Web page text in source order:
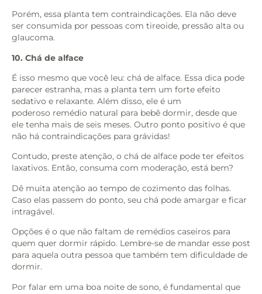
Porém, essa planta tem contraindicações. Ela não deve
ser consumida por pessoas com tireoide, pressão alta ou
glaucoma.
10. Chá de alface
É isso mesmo que você leu: chá de alface. Essa dica pode
parecer estranha, mas a planta tem um forte efeito
sedativo e relaxante. Além disso, ele é um
poderoso remédio natural para bebê dormir, desde que
ele tenha mais de seis meses. Outro ponto positivo é que
não há contraindicações para grávidas!
Contudo, preste atenção, o chá de alface pode ter efeitos
laxativos. Então, consuma com moderação, está bem?
Dê muita atenção ao tempo de cozimento das folhas.
Caso elas passem do ponto, seu chá pode amargar e ficar
intragável.
Opções é o que não faltam de remédios caseiros para
quem quer dormir rápido. Lembre-se de mandar esse post
para aquela outra pessoa que também tem dificuldade de
dormir.
Por falar em uma boa noite de sono, é fundamental que